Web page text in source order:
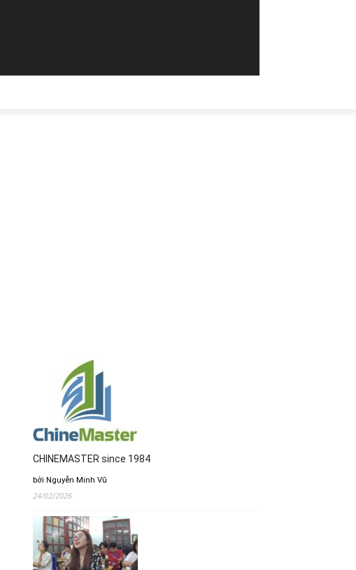
CHINEMASTER since 1984
bởi Nguyễn Minh Vũ
24/02/2026